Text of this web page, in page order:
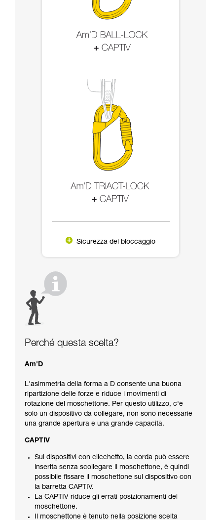
Sicurezza del bloccaggio
Perché questa scelta?
Am'D
L'asimmetria della forma a D consente una buona
ripartizione delle forze e riduce i movimenti di
rotazione del moschettone. Per questo utilizzo, c'è
solo un dispositivo da collegare, non sono necessarie
una grande apertura e una grande capacità.
CAPTIV
Sui dispositivi con clicchetto, la corda può essere
inserita senza scollegare il moschettone, è quindi
possibile fissare il moschettone sul dispositivo con
la barretta CAPTIV.
La CAPTIV riduce gli errati posizionamenti del
moschettone.
Il moschettone è tenuto nella posizione scelta